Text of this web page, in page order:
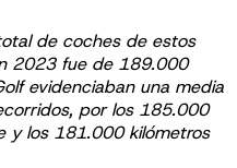
de coches de estos
2023 fue de 189.000
evidenciaban una media
por los 185.000
y los 181.000 kilómetros